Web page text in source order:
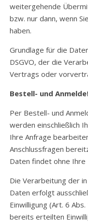
weitergehende
bzw. nur dann, wenn
haben.
Grundlage für die
DSGVO, der die
Vertrags oder
Bestell- und
Per Bestell- und
werden einschließlich
Ihre Anfrage
Anschlussfragen
Daten findet ohne Ihre
Die Verarbeitung der
Daten erfolgt
Einwilligung (Art. 6
bereits erteilten